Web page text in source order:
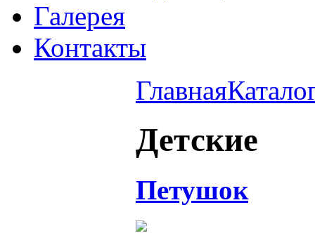
Галерея
Контакты
Главная
Детские
Петушок